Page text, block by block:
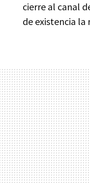
cierre al canal
de existencia